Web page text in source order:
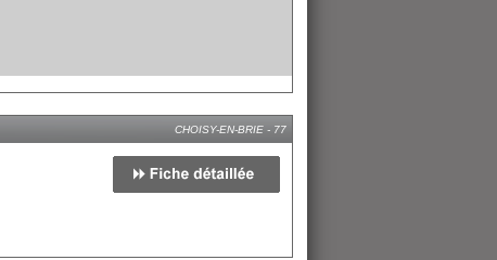
CHOISY-EN-BRIE - 77